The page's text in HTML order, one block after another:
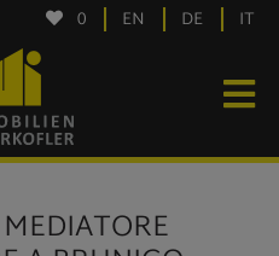
0 EN DE IT